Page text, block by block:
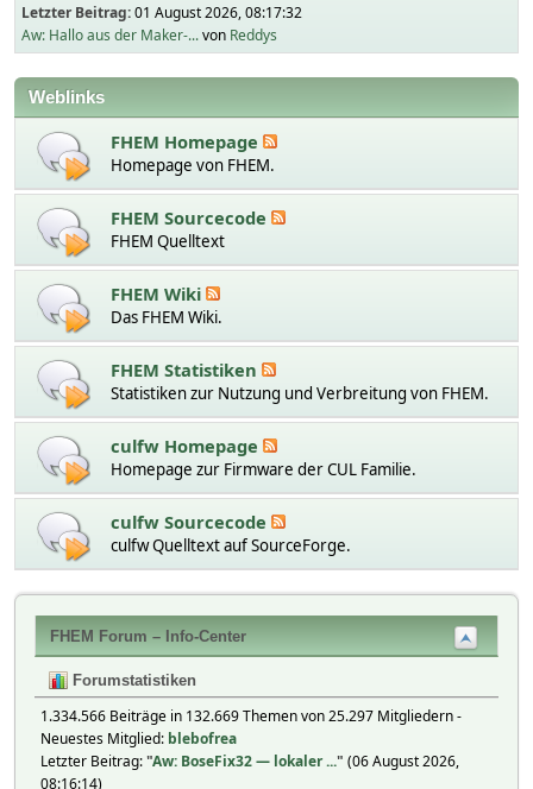
Letzter Beitrag:01 August 2026, 08:17:32
Aw: Hallo aus der Maker-...von Reddys
Weblinks
FHEM Homepage
Homepage von FHEM.
FHEM Sourcecode
FHEM Quelltext
FHEM Wiki
Das FHEM Wiki.
FHEM Statistiken
Statistiken zur Nutzung und Verbreitung von FHEM.
culfw Homepage
Homepage zur Firmware der CUL Familie.
culfw Sourcecode
culfw Quelltext auf SourceForge.
FHEM Forum – Info-Center
Forumstatistiken
1.334.566 Beiträge in 132.669 Themen von 25.297 Mitgliedern -
Neuestes Mitglied: blebofrea
Letzter Beitrag:"Aw: BoseFix32 — lokaler ..." (06 August 2026,
08:16:14)